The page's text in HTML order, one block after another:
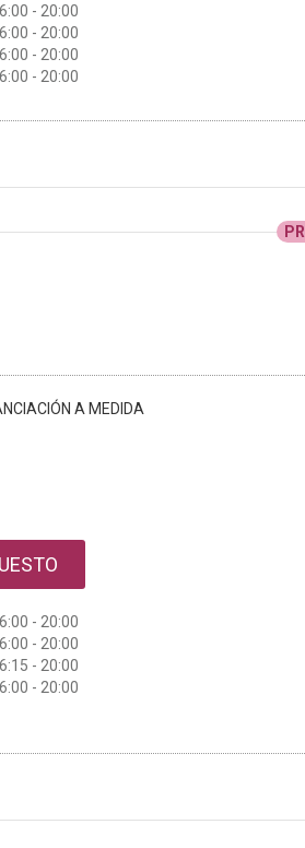
- 20:00
- 20:00
- 20:00
- 20:00
A MEDIDA
- 20:00
- 20:00
- 20:00
- 20:00